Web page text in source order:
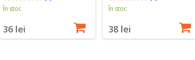
În stoc
36 lei
În stoc
38 lei